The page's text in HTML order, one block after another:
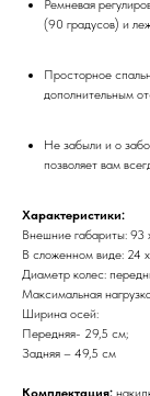
Ремневая
(90 градусов) и
Просторное
дополнительным
Не забыли и о
позволяет вам
Характеристики:
Внешние габариты: 93
В сложенном виде: 24
Диаметр колес:
Максимальная
Ширина осей:
Передняя- 29,5 см;
Задняя – 49,5 см
Комплектация: